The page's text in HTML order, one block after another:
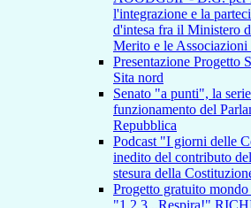
l'integrazione e la
d'intesa fra il Ministero
Merito e le Associazioni
Presentazione Progetto
Sita nord
Senato "a punti", la
funzionamento del
Repubblica
Podcast "I giorni delle
inedito del contributo
stesura della
Progetto gratuito